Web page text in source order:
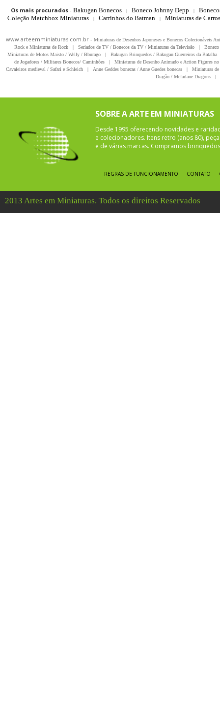
Os mais procurados- Bakugan Bonecos | Boneco Johnny Depp |
Coleção Matchbox Miniaturas
| Carrinhos do Batman | Miniaturas de
www.arteemminiaturas.com.br - Miniaturas de Desenhos Japoneses e Bonecos Colecionáveis
Rock e Miniaturas de Rock
| Seriados de TV / Bonecos da TV / Miniaturas da Televisão |
Miniaturas de Motos Maisto / Welly / Bburago
| Bakugan Brinquedos / Bakugan Guerreiros da Batalha
de Jogadores / Militares Bonecos/ Caminhões
|
Miniaturas de Desenho Animado e Action Figures
Cavaleiros medieval / Safari e Schleich
| Anne Geddes bonecas / Anne Guedes bonecas |
Miniaturas
Dragão / Mcfarlane Dragons
|
SOBRE A ARTE EM MINIATURAS
Desde 1995 oferecendo novidades e
e colecionadores. Itens retro (anos 80),
e de várias marcas. Compramos
REGRAS DE FUNCIONAMENTO CONTATO
2013 Artes em Miniaturas. Todos os direitos Reservados